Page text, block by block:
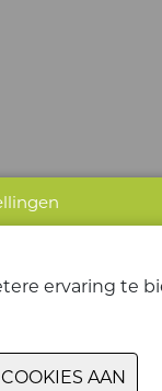
ervaring te